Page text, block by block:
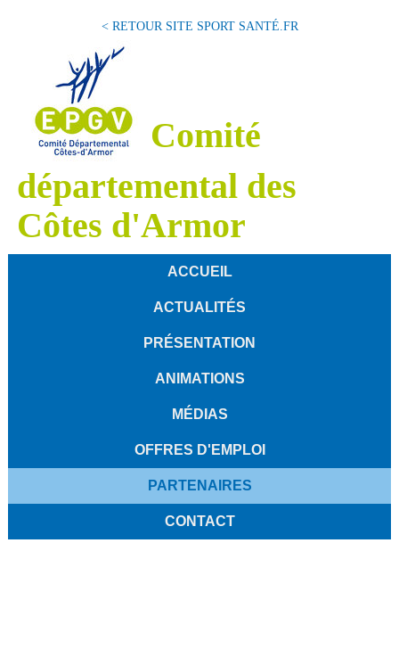
< RETOUR SITE SPORT SANTÉ.FR
Comité
départemental des
Côtes d'Armor
ACCUEIL
ACTUALITÉS
PRÉSENTATION
ANIMATIONS
MÉDIAS
OFFRES D'EMPLOI
PARTENAIRES
CONTACT